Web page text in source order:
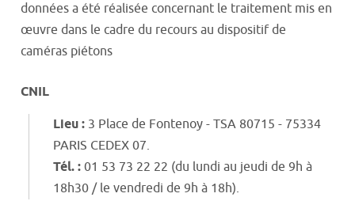
données a été réalisée concernant le traitement mis en
œuvre dans le cadre du recours au dispositif de
caméras piétons
CNIL
Lieu : 3 Place de Fontenoy - TSA 80715 - 75334
PARIS CEDEX 07.
Tél. : 01 53 73 22 22 (du lundi au jeudi de 9h à
18h30 / le vendredi de 9h à 18h).